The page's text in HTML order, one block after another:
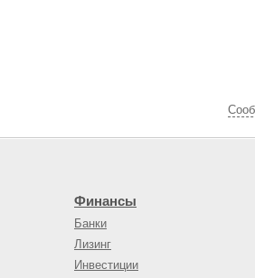
Финансы
Банки
Лизинг
Инвестиции